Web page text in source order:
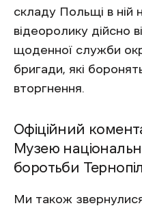
складу Польщі в ній
відеоролику дійсно
щоденної служби
бригади, які
вторгнення.
Офіційний
Музею
боротьби
Ми також